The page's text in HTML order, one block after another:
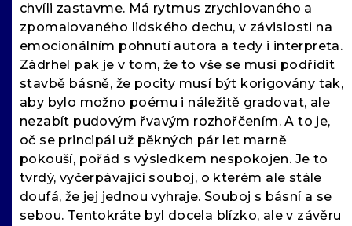
chvíli zastavme. Má rytmus zrychlovaného a
zpomalovaného lidského dechu, v závislosti na
emocionálním pohnutí autora a tedy i interpreta.
Zádrhel pak je v tom, že to vše se musí podřídit
stavbě básně, že pocity musí být korigovány tak,
aby bylo možno poému i náležitě gradovat, ale
nezabít pudovým řvavým rozhořčením. A to je,
oč se principál už pěkných pár let marně
pokouší, pořád s výsledkem nespokojen. Je to
tvrdý, vyčerpávající souboj, o kterém ale stále
doufá, že jej jednou vyhraje. Souboj s básní a se
sebou. Tentokráte byl docela blízko, ale v závěru